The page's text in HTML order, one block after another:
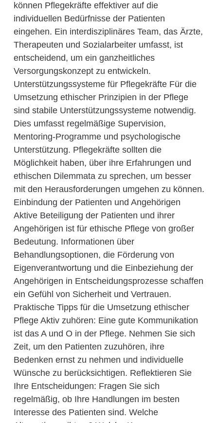
können Pflegekräfte effektiver auf die
individuellen Bedürfnisse der Patienten
eingehen. Ein interdisziplinäres Team, das Ärzte,
Therapeuten und Sozialarbeiter umfasst, ist
entscheidend, um ein ganzheitliches
Versorgungskonzept zu entwickeln.
Unterstützungssysteme für Pflegekräfte Für die
Umsetzung ethischer Prinzipien in der Pflege
sind stabile Unterstützungssysteme notwendig.
Dies umfasst regelmäßige Supervision,
Mentoring-Programme und psychologische
Unterstützung. Pflegekräfte sollten die
Möglichkeit haben, über ihre Erfahrungen und
ethischen Dilemmata zu sprechen, um besser
mit den Herausforderungen umgehen zu können.
Einbindung der Patienten und Angehörigen
Aktive Beteiligung der Patienten und ihrer
Angehörigen ist für ethische Pflege von großer
Bedeutung. Informationen über
Behandlungsoptionen, die Förderung von
Eigenverantwortung und die Einbeziehung der
Angehörigen in Entscheidungsprozesse schaffen
ein Gefühl von Sicherheit und Vertrauen.
Praktische Tipps für die Umsetzung ethischer
Pflege Aktiv zuhören: Eine gute Kommunikation
ist das A und O in der Pflege. Nehmen Sie sich
Zeit, um den Patienten zuzuhören, ihre
Bedenken ernst zu nehmen und individuelle
Wünsche zu berücksichtigen. Reflektieren Sie
Ihre Entscheidungen: Fragen Sie sich
regelmäßig, ob Ihre Handlungen im besten
Interesse des Patienten sind. Welche